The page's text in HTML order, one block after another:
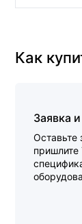
Как
Заявка
Оставьте